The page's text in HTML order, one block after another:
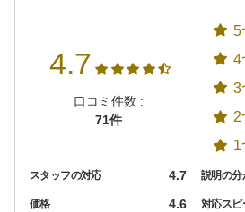
4.7
口コミ件数 :
71件
5
4
3
2
1
スタッフの対応 4.7 説明の分
価格 4.6 対応スピ